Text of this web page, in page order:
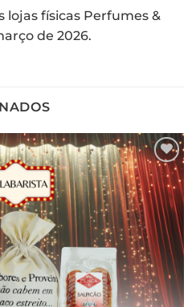
lojas físicas Perfumes &
de 2026.
Adicionar
aos meus
desejos